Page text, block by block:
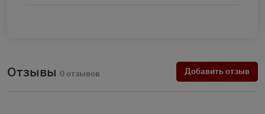
Отзывы 0 отзывов Добавить отзыв